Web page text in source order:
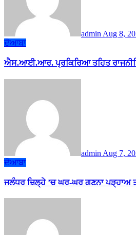
admin Aug 8,
ਦੋਆਬਾ
ਐਸ.ਆਈ.ਆਰ. ਪ੍ਰਕਿਰਿਆ ਤਹਿਤ
admin Aug 7,
ਦੋਆਬਾ
ਜਲੰਧਰ ਜ਼ਿਲ੍ਹੇ ’ਚ ਘਰ-ਘਰ ਗਣਨਾ ਪੜ੍ਹਾਅ